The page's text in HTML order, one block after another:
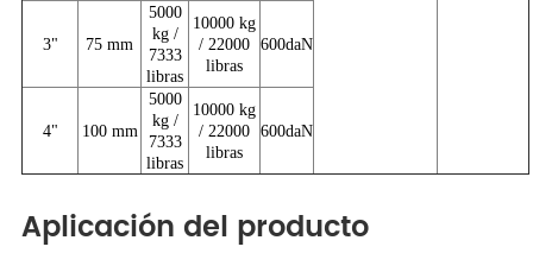
3" 75 mm
5000
kg /
7333
libras
10000 kg
/ 22000
libras
600daN
4" 100 mm
5000
kg /
7333
libras
10000 kg
/ 22000
libras
600daN
Aplicación del producto